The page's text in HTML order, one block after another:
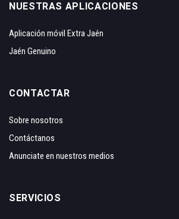
NUESTRAS APLICACIONES
Aplicación móvil Extra Jaén
Jaén Genuino
CONTACTAR
Sobre nosotros
Contáctanos
Anunciate en nuestros medios
SERVICIOS